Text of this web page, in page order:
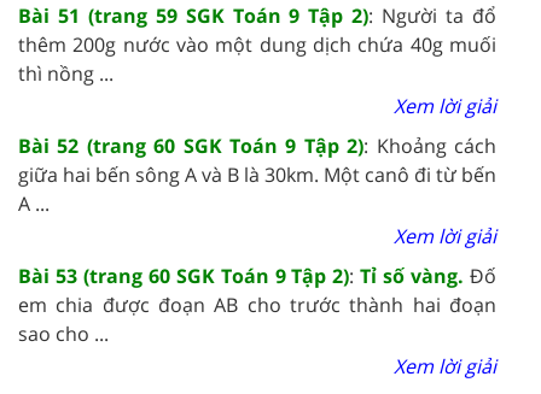
Bài 51 (trang 59 SGK Toán 9 Tập 2): Người ta đổ
thêm 200g nước vào một dung dịch chứa 40g muối
thì nồng ...
Xem lời giải
Bài 52 (trang 60 SGK Toán 9 Tập 2): Khoảng cách
giữa hai bến sông A và B là 30km. Một canô đi từ bến
A ...
Xem lời giải
Bài 53 (trang 60 SGK Toán 9 Tập 2):Tỉ số vàng. Đố
em chia được đoạn AB cho trước thành hai đoạn
sao cho ...
Xem lời giải